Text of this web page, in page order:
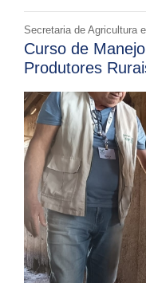
Secretaria de Agricultura
Curso de
Produtores